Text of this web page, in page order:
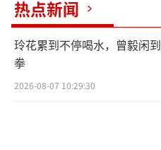
热点新闻
玲花累到不停喝水，曾毅闲
拳
2026-08-07 10:29:30